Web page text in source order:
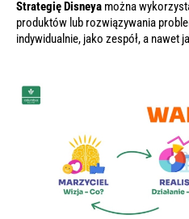
Strategię Disneya można
produktów lub rozwiązywania
indywidualnie, jako zespół, a nawet